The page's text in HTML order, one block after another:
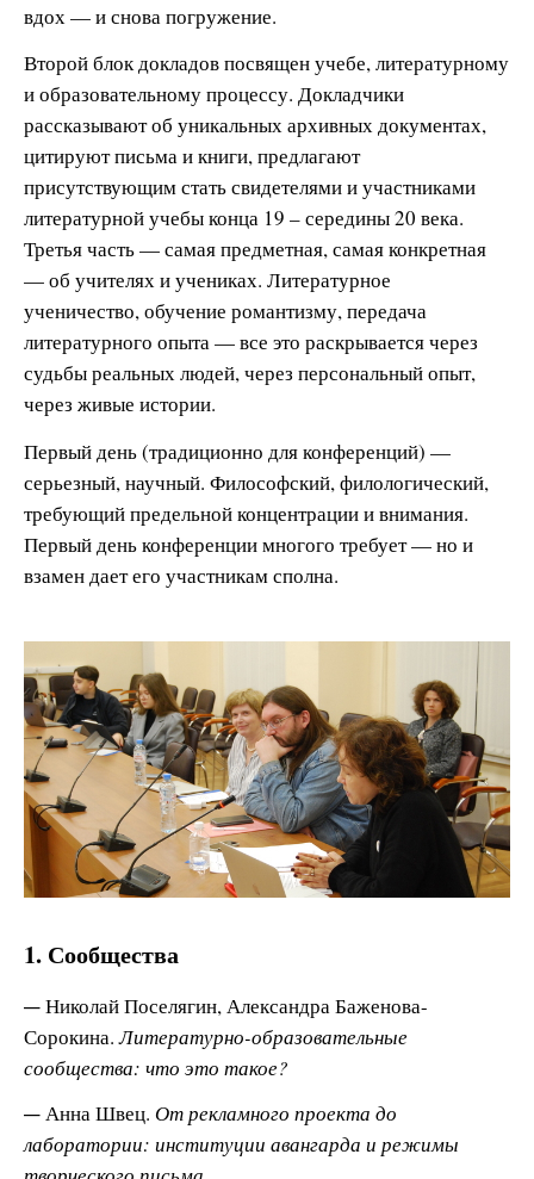
вдох — и снова погружение.
Второй блок докладов посвящен учебе, литературному
и образовательному процессу. Докладчики
рассказывают об уникальных архивных документах,
цитируют письма и книги, предлагают
присутствующим стать свидетелями и участниками
литературной учебы конца 19 – середины 20 века.
Третья часть — самая предметная, самая конкретная
— об учителях и учениках. Литературное
ученичество, обучение романтизму, передача
литературного опыта — все это раскрывается через
судьбы реальных людей, через персональный опыт,
через живые истории.
Первый день (традиционно для конференций) —
серьезный, научный. Философский, филологический,
требующий предельной концентрации и внимания.
Первый день конференции многого требует — но и
взамен дает его участникам сполна.
1. Сообщества
Николай Поселягин, Александра Баженова-
Сорокина.Литературно-образовательные
сообщества: что это такое?
Анна Швец. От рекламного проекта до
лаборатории: институции авангарда и режимы